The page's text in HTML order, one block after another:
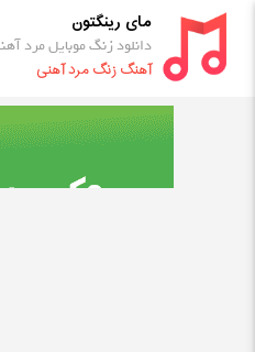
مای رینگتون
دانلود زنگ موبایل مرد
آهنگ زنگ مرد آهنی